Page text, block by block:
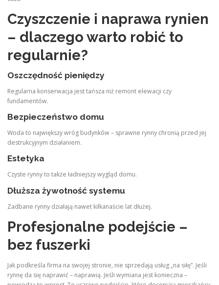
Czyszczenie i naprawa rynien
– dlaczego warto robić to
regularnie?
Oszczędność pieniędzy
Regularna konserwacja jest tańsza niż remont elewacji czy
fundamentów.
Bezpieczeństwo domu
Woda to największy wróg budynków – sprawne rynny chronią przed jej
destrukcyjnym działaniem.
Estetyka
Czyste rynny to także ładniejszy wygląd domu.
Dłuższa żywotność systemu
Zadbane rynny działają nawet kilkanaście lat dłużej.
Profesjonalne podejście –
bez fuszerki
Jak podkreśla firma na swojej stronie, nie sprzedają usług „na siłę”. Jeśli
rynnę da się naprawić – naprawią. Jeśli wymiana jest konieczna –